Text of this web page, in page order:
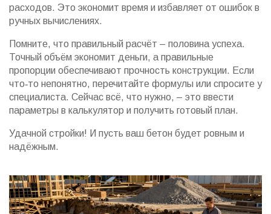
расходов. Это экономит время и избавляет от ошибок в
ручных вычислениях.
Помните, что правильный расчёт – половина успеха.
Точный объём экономит деньги, а правильные
пропорции обеспечивают прочность конструкции. Если
что‑то непонятно, перечитайте формулы или спросите у
специалиста. Сейчас всё, что нужно, – это ввести
параметры в калькулятор и получить готовый план.
Удачной стройки! И пусть ваш бетон будет ровным и
надёжным.